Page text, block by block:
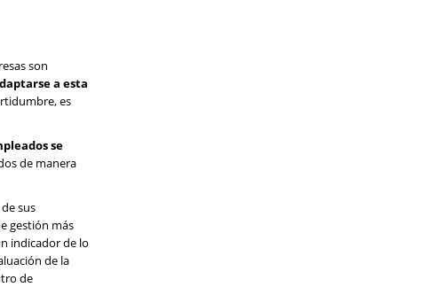
son
a esta
es
se
de manera
sus
gestión más
indicador de lo
de la
de